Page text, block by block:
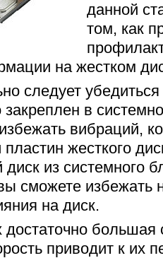
данной
том, как
на жестком
следует
закреплен в
вибраций,
жесткого
диск из системного
сможете избежать
на диск.
достаточно большая
приводит к их